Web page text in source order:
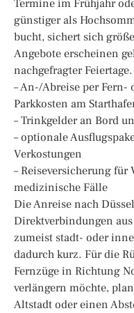
Termine im Frühjahr
günstiger als
bucht, sichert sich
Angebote erscheinen
nachgefragter
– An-/Abreise per Fern-
Parkkosten am
– Trinkgelder an Bord
– optionale
Verkostungen
– Reiseversicherung
medizinische Fälle
Die Anreise nach
Direktverbindungen
zumeist stadt- oder
dadurch kurz. Für die
Fernzüge in Richtung
verlängern möchte,
Altstadt oder einen